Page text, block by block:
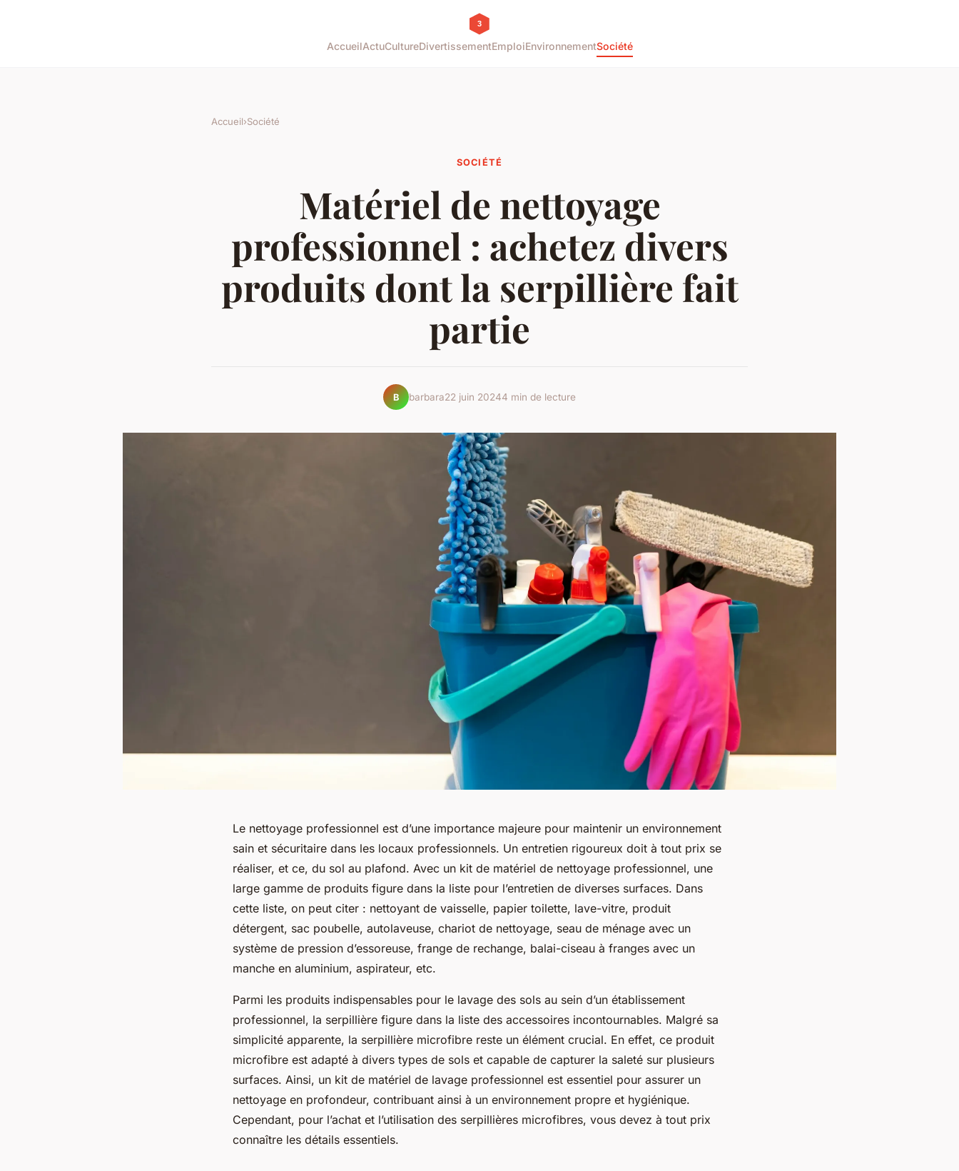
AccueilActuCultureDivertissementEmploiEnvironnementSociété
Accueil›Société
SOCIÉTÉ
Matériel de nettoyage
professionnel : achetez divers
produits dont la serpillière fait
partie
B barbara22 juin 20244 min de lecture
Le nettoyage professionnel est d’une importance majeure pour maintenir un environnement
sain et sécuritaire dans les locaux professionnels. Un entretien rigoureux doit à tout prix se
réaliser, et ce, du sol au plafond. Avec un kit de matériel de nettoyage professionnel, une
large gamme de produits figure dans la liste pour l’entretien de diverses surfaces. Dans
cette liste, on peut citer : nettoyant de vaisselle, papier toilette, lave-vitre, produit
détergent, sac poubelle, autolaveuse, chariot de nettoyage, seau de ménage avec un
système de pression d’essoreuse, frange de rechange, balai-ciseau à franges avec un
manche en aluminium, aspirateur, etc.
Parmi les produits indispensables pour le lavage des sols au sein d’un établissement
professionnel, la serpillière figure dans la liste des accessoires incontournables. Malgré sa
simplicité apparente, la serpillière microfibre reste un élément crucial. En effet, ce produit
microfibre est adapté à divers types de sols et capable de capturer la saleté sur plusieurs
surfaces. Ainsi, un kit de matériel de lavage professionnel est essentiel pour assurer un
nettoyage en profondeur, contribuant ainsi à un environnement propre et hygiénique.
Cependant, pour l’achat et l’utilisation des serpillières microfibres, vous devez à tout prix
connaître les détails essentiels.